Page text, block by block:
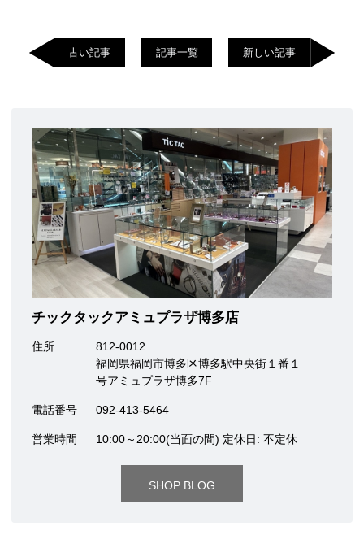
古い記事 記事一覧 新しい記事
チックタックアミュプラザ博多店
住所
812-0012
福岡県福岡市博多区博多駅中央街１番１
号アミュプラザ博多7F
電話番号 092-413-5464
営業時間 10:00～20:00(当面の間) 定休日: 不定休
SHOP BLOG